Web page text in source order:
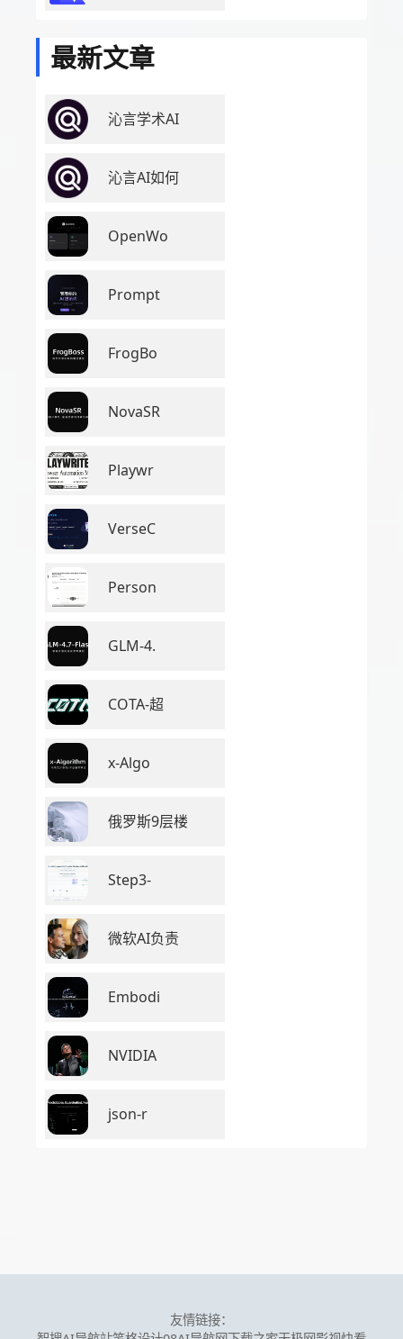
最新文章
沁言学术AI
沁言AI如何
OpenWo
Prompt
FrogBo
NovaSR
Playwr
VerseC
Person
GLM-4.
COTA-超
x-Algo
俄罗斯9层楼
Step3-
微软AI负责
Embodi
NVIDIA
json-r
友情链接：